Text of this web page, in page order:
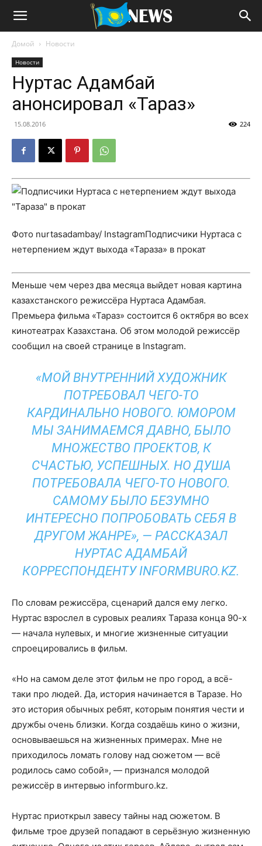
Домой Новости
Новости
Нуртас Адамбай
анонсировал «Тараз»
15.08.2016 224
Фото nurtasadambay/ InstagramПодписчики Нуртаса с
нетерпением ждут выхода «Тараза» в прокат
Меньше чем через два месяца выйдет новая картина
казахстанского режиссёра Нуртаса Адамбая.
Премьера фильма «Тараз» состоится 6 октября во всех
кинотеатрах Казахстана. Об этом молодой режиссёр
сообщил на своей странице в Instagram.
«МОЙ ВНУТРЕННИЙ ХУДОЖНИК
ПОТРЕБОВАЛ ЧЕГО-ТО
КАРДИНАЛЬНО НОВОГО. ЮМОРОМ
МЫ ЗАНИМАЕМСЯ ДАВНО, БЫЛО
МНОЖЕСТВО ПРОЕКТОВ, К
СЧАСТЬЮ, УСПЕШНЫХ. НО ДУША
ПОТРЕБОВАЛА ЧЕГО-ТО НОВОГО.
САМОМУ БЫЛО БЕЗУМНО
ИНТЕРЕСНО ПОПРОБОВАТЬ СЕБЯ В
ДРУГОМ ЖАНРЕ», — РАССКАЗАЛ
НУРТАС АДАМБАЙ
КОРРЕСПОНДЕНТУ INFORMBURO.KZ.
По словам режиссёра, сценарий дался ему легко.
Нуртас взрослел в суровых реалиях Тараза конца 90-х
— начала нулевых, и многие жизненные ситуации
спроецировались в фильм.
«Но на самом деле этот фильм не про город, а всё-
таки про людей. Да, история начинается в Таразе. Но
это история обычных ребят, которым понятия чести и
дружбы очень близки. Когда создаёшь кино о жизни,
основываешься на жизненных примерах. Мне не
приходилось ломать голову над сюжетом — всё
родилось само собой», — признался молодой
режиссёр в интервью informburo.kz.
Нуртас приоткрыл завесу тайны над сюжетом. В
фильме трое друзей попадают в серьёзную жизненную